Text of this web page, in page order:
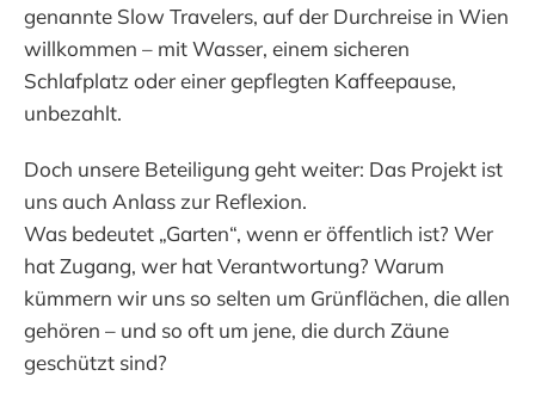
genannte Slow Travelers, auf der Durchreise in Wien
willkommen – mit Wasser, einem sicheren
Schlafplatz oder einer gepflegten Kaffeepause,
unbezahlt.
Doch unsere Beteiligung geht weiter: Das Projekt ist
uns auch Anlass zur Reflexion.
Was bedeutet „Garten“, wenn er öffentlich ist? Wer
hat Zugang, wer hat Verantwortung? Warum
kümmern wir uns so selten um Grünflächen, die allen
gehören – und so oft um jene, die durch Zäune
geschützt sind?